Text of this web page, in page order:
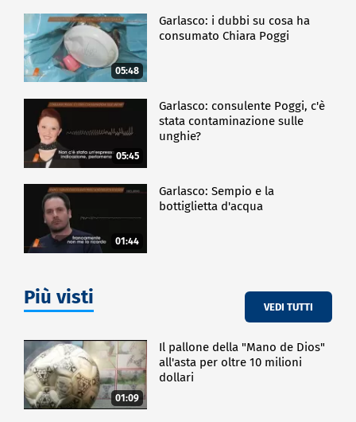
05:48
Garlasco: i dubbi su cosa ha
consumato Chiara Poggi
05:45
Garlasco: consulente Poggi, c'è
stata contaminazione sulle
unghie?
01:44
Garlasco: Sempio e la
bottiglietta d'acqua
Più visti VEDI TUTTI
01:09
Il pallone della "Mano de Dios"
all'asta per oltre 10 milioni
dollari